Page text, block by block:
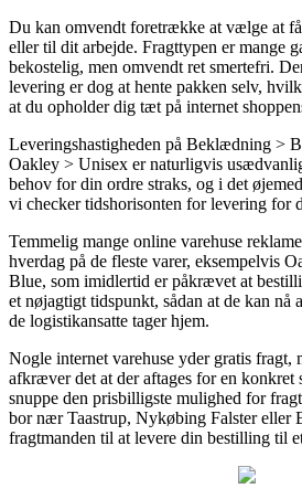
Du kan omvendt foretrække at vælge at
eller til dit arbejde. Fragttypen er mange
bekostelig, men omvendt ret smertefri.
levering er dog at hente pakken selv,
at du opholder dig tæt på internet
Leveringshastigheden på Beklædning >
Oakley > Unisex er naturligvis
behov for din ordre straks, og i det
vi checker tidshorisonten for levering for
Temmelig mange online varehuse
hverdag på de fleste varer, eksempelvis
Blue, som imidlertid er påkrævet at
et nøjagtigt tidspunkt, sådan at de kan nå
de logistikansatte tager hjem.
Nogle internet varehuse yder gratis
afkræver det at der aftages for en konkret
snuppe den prisbilligste mulighed for
bor nær Taastrup, Nykøbing Falster eller
fragtmanden til at levere din bestilling til